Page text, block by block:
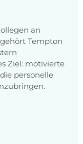
an
Tempton
Ziel: motivierte
personelle